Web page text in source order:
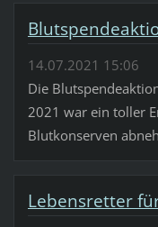
14.07.2021 15:06
Die
2021 war ein toller
Blutkonserven
Lebensretter